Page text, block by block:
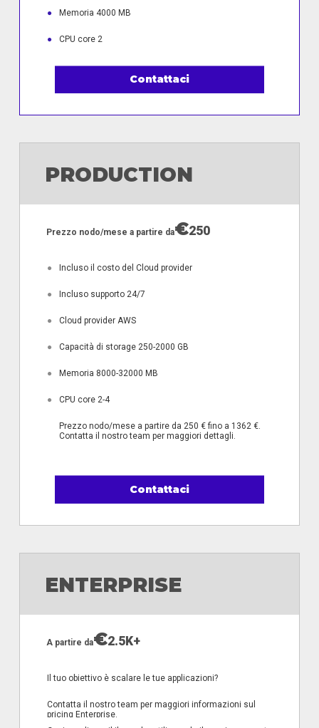
● Memoria 4000 MB
● CPU core 2
Contattaci
PRODUCTION
Prezzo nodo/mese a partire da€250
● Incluso il costo del Cloud provider
● Incluso supporto 24/7
● Cloud provider AWS
● Capacità di storage 250-2000 GB
● Memoria 8000-32000 MB
● CPU core 2-4
Prezzo nodo/mese a partire da 250 € fino a 1362 €.
Contatta il nostro team per maggiori dettagli.
Contattaci
ENTERPRISE
A partire da€2.5K+
Il tuo obiettivo è scalare le tue applicazioni?
Contatta il nostro team per maggiori informazioni sul
pricing Enterprise.